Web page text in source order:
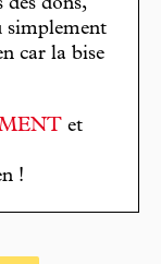
des dons,
simplement
car la bise
et
!